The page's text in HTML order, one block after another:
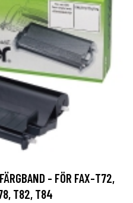
- FÖR FAX-T72,
T82, T84